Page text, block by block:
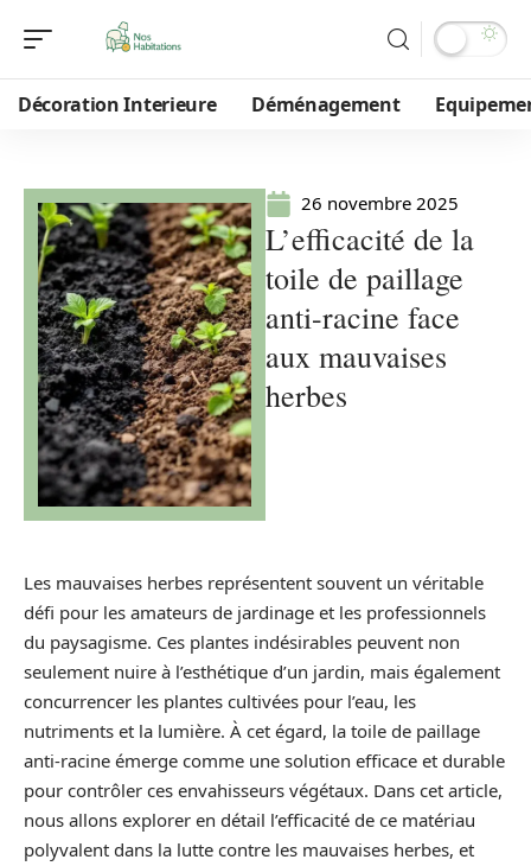
Décoration Interieure Déménagement
26 novembre 2025
L’efficacité de la
toile de paillage
anti-racine face
aux mauvaises
herbes
Les mauvaises herbes représentent souvent un véritable
défi pour les amateurs de jardinage et les professionnels
du paysagisme. Ces plantes indésirables peuvent non
seulement nuire à l’esthétique d’un jardin, mais également
concurrencer les plantes cultivées pour l’eau, les
nutriments et la lumière. À cet égard, la toile de paillage
anti-racine émerge comme une solution efficace et durable
pour contrôler ces envahisseurs végétaux. Dans cet article,
nous allons explorer en détail l’efficacité de ce matériau
polyvalent dans la lutte contre les mauvaises herbes, et